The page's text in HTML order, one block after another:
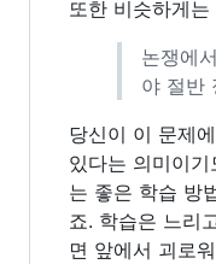
또한 비슷하게
논쟁에
야 절반
당신이 이 문제
있다는 의미이
는 좋은 학습 방
죠. 학습은 느리
면 앞에서 괴로